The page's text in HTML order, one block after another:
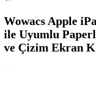
Wowacs Apple
ile Uyumlu
ve Çizim Ekran